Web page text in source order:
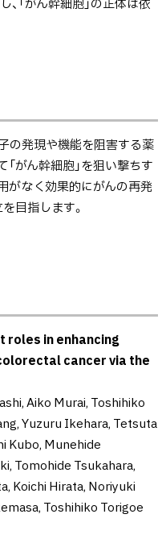
の発現や機能を阻害する薬
がん幹細胞」を狙い撃ちす
がなく効果的にがんの再発
目指します。
roles in enhancing
cancer via the
Aiko Murai, Toshihiko
Yuzuru Ikehara, Tetsuta
Kubo, Munehide
Tomohide Tsukahara,
Koichi Hirata, Noriyuki
Toshihiko Torigoe